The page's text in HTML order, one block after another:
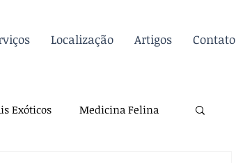
Localização Artigos Contato
Inscreva-se / Entre
Exóticos Medicina Felina